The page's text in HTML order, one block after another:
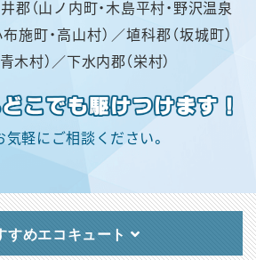
郡（山ノ内町・木島平村・野沢温泉
施町・高山村）／埴科郡（坂城町）
木村）／下水内郡（栄村）
気軽にご相談ください。